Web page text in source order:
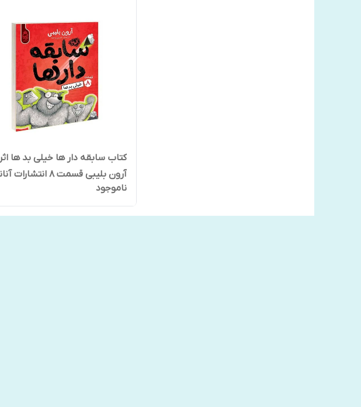
کتاب سابقه دار ها خیلی بد ها اثر
آرون بلیبی قسمت 8 انتشارات آناناس
ناموجود